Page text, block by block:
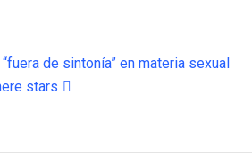
de sintonía” en materia sexual
stars